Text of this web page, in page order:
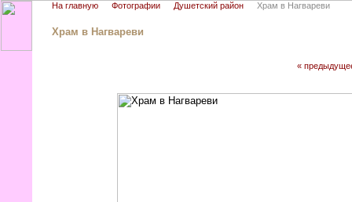
На главную Фотографии Душетский район Храм в Нагвареви
Храм в Нагвареви
«